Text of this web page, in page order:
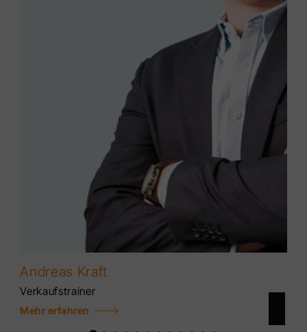
Andreas Kraft
Verkaufstrainer
Mehr erfahren